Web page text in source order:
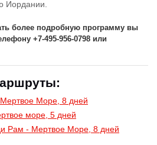
Иордании.
более подробную программу вы
+7-495-956-0798 или
Море, 8 дней
море, 5 дней
Рам - Мертвое Море, 8 дней